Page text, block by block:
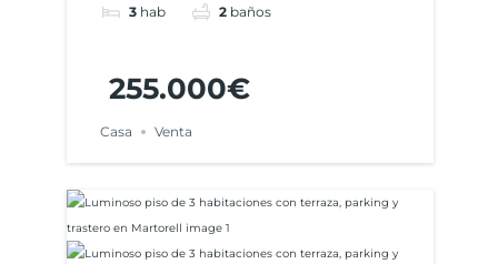
3 hab 2 baños
255.000€
Casa Venta